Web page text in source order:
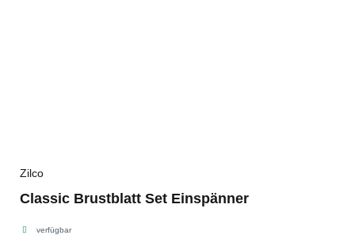
Zilco
Classic Brustblatt Set Einspänner
verfügbar